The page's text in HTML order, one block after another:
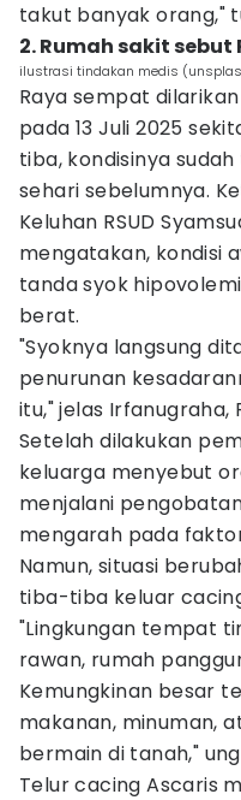
takut banyak orang,"
2. Rumah sakit
ilustrasi tindakan medis
Raya sempat dilarikan
pada 13 Juli 2025
tiba, kondisinya
sehari sebelumnya.
Keluhan RSUD
mengatakan, kondisi
tanda syok
berat.
"Syoknya langsung
penurunan
itu," jelas Irfanugraha,
Setelah dilakukan
keluarga menyebut
menjalani
mengarah pada
Namun, situasi
tiba-tiba keluar
"Lingkungan tempat
rawan, rumah
Kemungkinan besar
makanan, minuman,
bermain di tanah,"
Telur cacing Ascaris